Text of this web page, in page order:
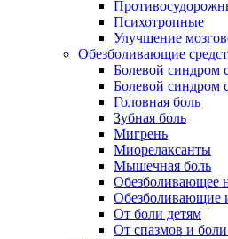
Психотропные
Улучшение
Обезболивающие
Болевой синдром
Болевой синдром
Головная боль
Зубная боль
Мигрень
Миорелаксанты
Мышечная боль
Обезболивающее
Обезболивающие
От боли детям
От спазмов и